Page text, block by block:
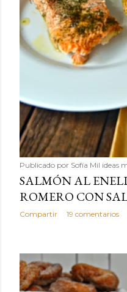
Publicado por Sofía Mil ideas
SALMÓN AL
ROMERO CON
Compartir 19 comentarios